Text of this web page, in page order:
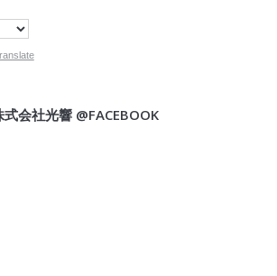
式会社光響 @FACEBOOK